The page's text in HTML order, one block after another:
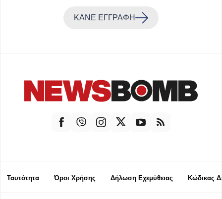
ΚΑΝΕ ΕΓΓΡΑΦΗ
Ταυτότητα Όροι Χρήσης Δήλωση Εχεμύθειας Κώδικας